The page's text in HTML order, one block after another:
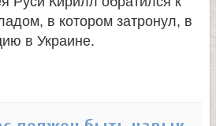
в котором затронул, в
в Украине.